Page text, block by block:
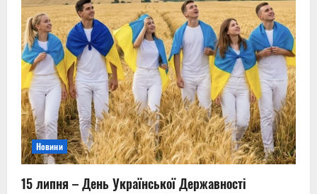
Новини
15 липня – День Української Державності